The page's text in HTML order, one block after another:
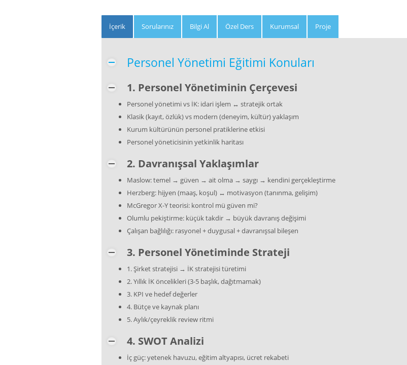
İçerik Sorularınız Bilgi Al Özel Ders Kurumsal Proje
Personel Yönetimi Eğitimi Konuları
1. Personel Yönetiminin Çerçevesi
Personel yönetimi vs İK: idari işlem ↔ stratejik ortak
Klasik (kayıt, özlük) vs modern (deneyim, kültür) yaklaşım
Kurum kültürünün personel pratiklerine etkisi
Personel yöneticisinin yetkinlik haritası
2. Davranışsal Yaklaşımlar
Maslow: temel → güven → ait olma → saygı → kendini gerçekleştirme
Herzberg: hijyen (maaş, koşul) ↔ motivasyon (tanınma, gelişim)
McGregor X-Y teorisi: kontrol mü güven mi?
Olumlu pekiştirme: küçük takdir → büyük davranış değişimi
Çalışan bağlılığı: rasyonel + duygusal + davranışsal bileşen
3. Personel Yönetiminde Strateji
1. Şirket stratejisi → İK stratejisi türetimi
2. Yıllık İK öncelikleri (3-5 başlık, dağıtmamak)
3. KPI ve hedef değerler
4. Bütçe ve kaynak planı
5. Aylık/çeyreklik review ritmi
4. SWOT Analizi
İç güç: yetenek havuzu, eğitim altyapısı, ücret rekabeti